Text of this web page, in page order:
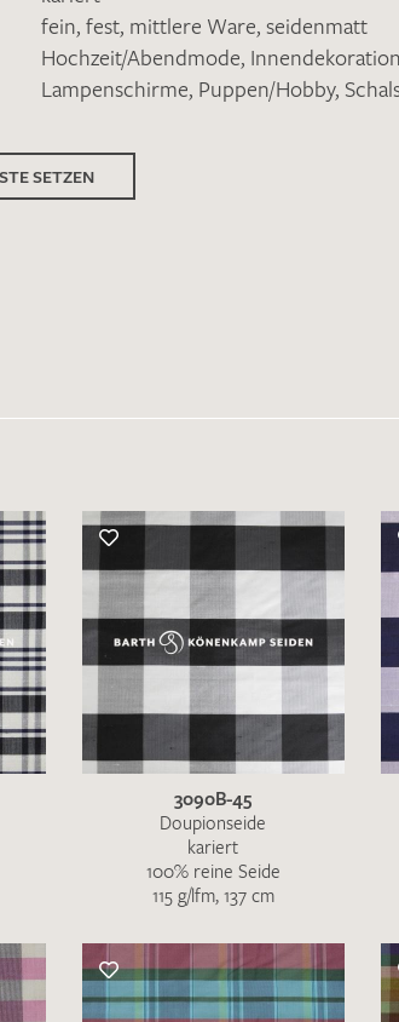
fein, fest, mittlere Ware, seidenmatt
Hochzeit/Abendmode, Innendekoration
Lampenschirme, Puppen/Hobby,
SETZEN
3090B-45
Doupionseide
kariert
100% reine Seide
115 g/lfm, 137 cm